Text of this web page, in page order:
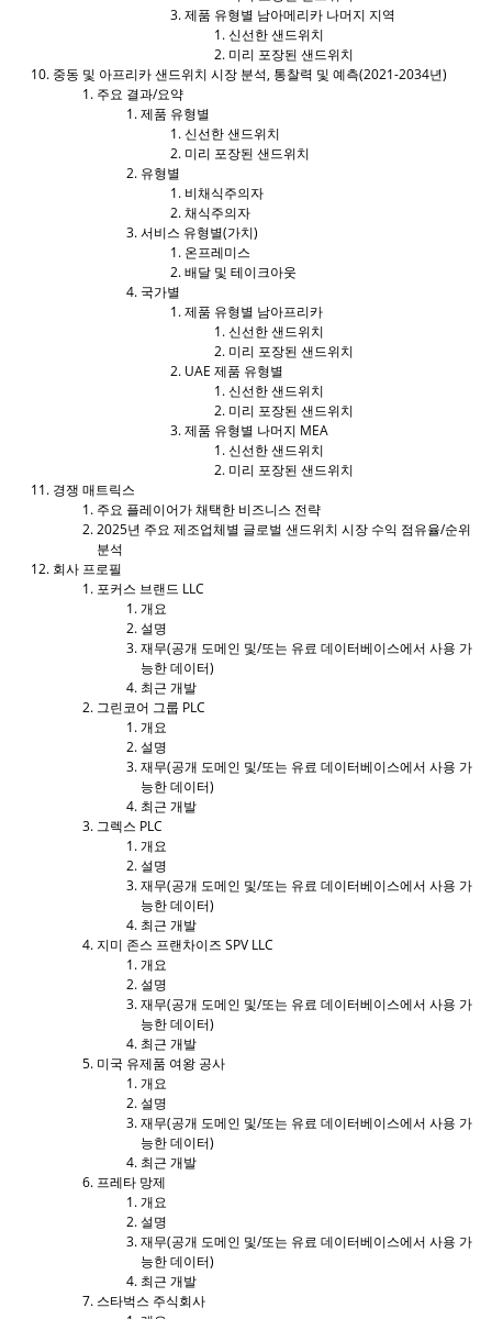
제품 유형별 남아메리카 나머지 지역
신선한 샌드위치
미리 포장된 샌드위치
중동 및 아프리카 샌드위치 시장 분석, 통찰력 및 예측(2021-2034년)
주요 결과/요약
제품 유형별
신선한 샌드위치
미리 포장된 샌드위치
유형별
비채식주의자
채식주의자
서비스 유형별(가치)
온프레미스
배달 및 테이크아웃
국가별
제품 유형별 남아프리카
신선한 샌드위치
미리 포장된 샌드위치
UAE 제품 유형별
신선한 샌드위치
미리 포장된 샌드위치
제품 유형별 나머지 MEA
신선한 샌드위치
미리 포장된 샌드위치
경쟁 매트릭스
주요 플레이어가 채택한 비즈니스 전략
2025년 주요 제조업체별 글로벌 샌드위치 시장 수익 점유율/순위
분석
회사 프로필
포커스 브랜드 LLC
개요
설명
재무(공개 도메인 및/또는 유료 데이터베이스에서 사용 가
능한 데이터)
최근 개발
그린코어 그룹 PLC
개요
설명
재무(공개 도메인 및/또는 유료 데이터베이스에서 사용 가
능한 데이터)
최근 개발
그렉스 PLC
개요
설명
재무(공개 도메인 및/또는 유료 데이터베이스에서 사용 가
능한 데이터)
최근 개발
지미 존스 프랜차이즈 SPV LLC
개요
설명
재무(공개 도메인 및/또는 유료 데이터베이스에서 사용 가
능한 데이터)
최근 개발
미국 유제품 여왕 공사
개요
설명
재무(공개 도메인 및/또는 유료 데이터베이스에서 사용 가
능한 데이터)
최근 개발
프레타 망제
개요
설명
재무(공개 도메인 및/또는 유료 데이터베이스에서 사용 가
능한 데이터)
최근 개발
스타벅스 주식회사